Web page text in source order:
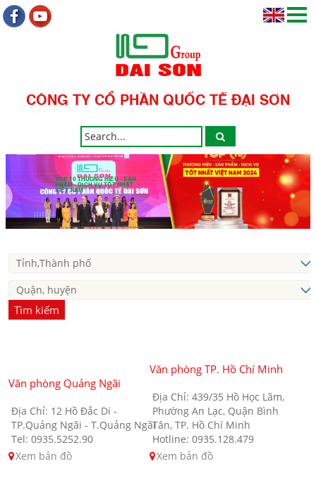
CÔNG TY CỔ PHẦN QUỐC TẾ ĐẠI SƠN
TOP 10 THƯƠNG HIỆU - SẢN
PHẨM - DỊCH VỤ TỐT NHẤT
VIỆT NAM
Tìm kiếm
Văn phòng Quảng Ngãi
Địa Chỉ: 12 Hồ Đắc Di -
TP.Quảng Ngãi - T.Quảng Ngãi
Tel: 0935.5252.90
Xem bản đồ
Văn phòng TP. Hồ Chí Minh
Địa Chỉ: 439/35 Hồ Học Lãm,
Phường An Lạc, Quận Bình
Tân, TP. Hồ Chí Minh
Hotline: 0935.128.479
Xem bản đồ